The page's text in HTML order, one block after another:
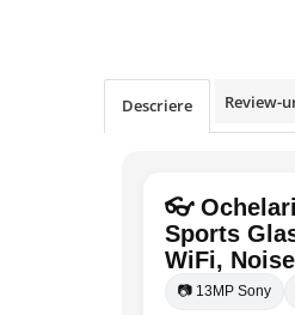
Descriere Review-
👓
Sports
WiFi,
📷 13MP Sony